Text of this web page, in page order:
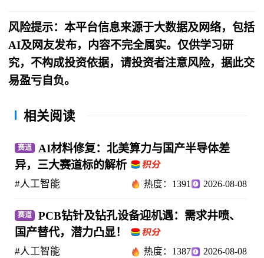
风险提示：本平台信息来源于大数据及网络，包括
AI及网友发布，内容不完全属实。仅供学习研
究，不构成投资依据，请投资者注意风险，据此交
易盈亏自负。
相关阅读
赛道
AI材料修复：北美算力与国产半导体差
异，三大赛道标的解析
#人工智能 热度：1391 2026-08-08
赛道
PCB钻针及钻孔设备迎机遇：需求井喷、
国产替代，潜力凸显！
#人工智能 热度：1387 2026-08-08